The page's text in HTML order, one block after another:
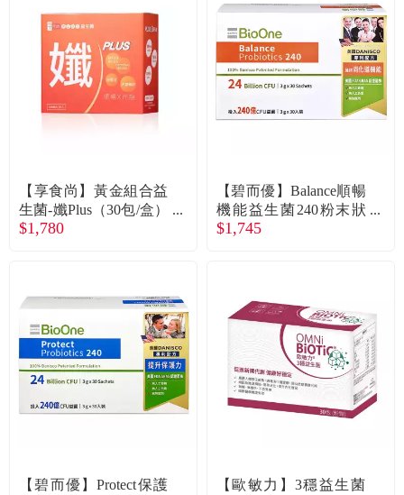
食品／健康食補
優惠活動
關於我們
購物流程
會員專區
折價券、紅利說明
優惠券查詢
【享食尚】黃金組合益
生菌-孅Plus（30包/盒）
廠商直送
$1,780
【碧而優】Balance順暢
機能益生菌240粉末狀
食品（30包/盒）廠商直
$1,745
【碧而優】Protect保護
【歐敏力】3穩益生菌